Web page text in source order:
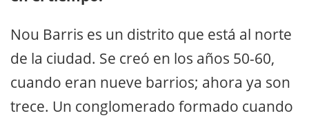
Nou Barris es un distrito que está al norte
de la ciudad. Se creó en los años 50-60,
cuando eran nueve barrios; ahora ya son
trece. Un conglomerado formado cuando